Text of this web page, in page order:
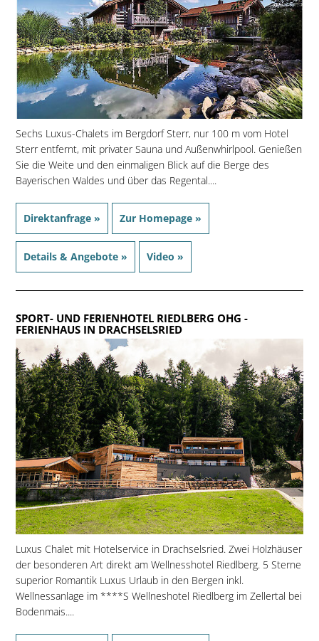
Sechs Luxus-Chalets im Bergdorf Sterr, nur 100 m vom Hotel
Sterr entfernt, mit privater Sauna und Außenwhirlpool. Genießen
Sie die Weite und den einmaligen Blick auf die Berge des
Bayerischen Waldes und über das Regental....
Direktanfrage » Zur Homepage »
Details & Angebote » Video »
SPORT- UND FERIENHOTEL RIEDLBERG OHG -
FERIENHAUS IN DRACHSELSRIED
Luxus Chalet mit Hotelservice in Drachselsried. Zwei Holzhäuser
der besonderen Art direkt am Wellnesshotel Riedlberg. 5 Sterne
superior Romantik Luxus Urlaub in den Bergen inkl.
Wellnessanlage im ****S Wellneshotel Riedlberg im Zellertal bei
Bodenmais....